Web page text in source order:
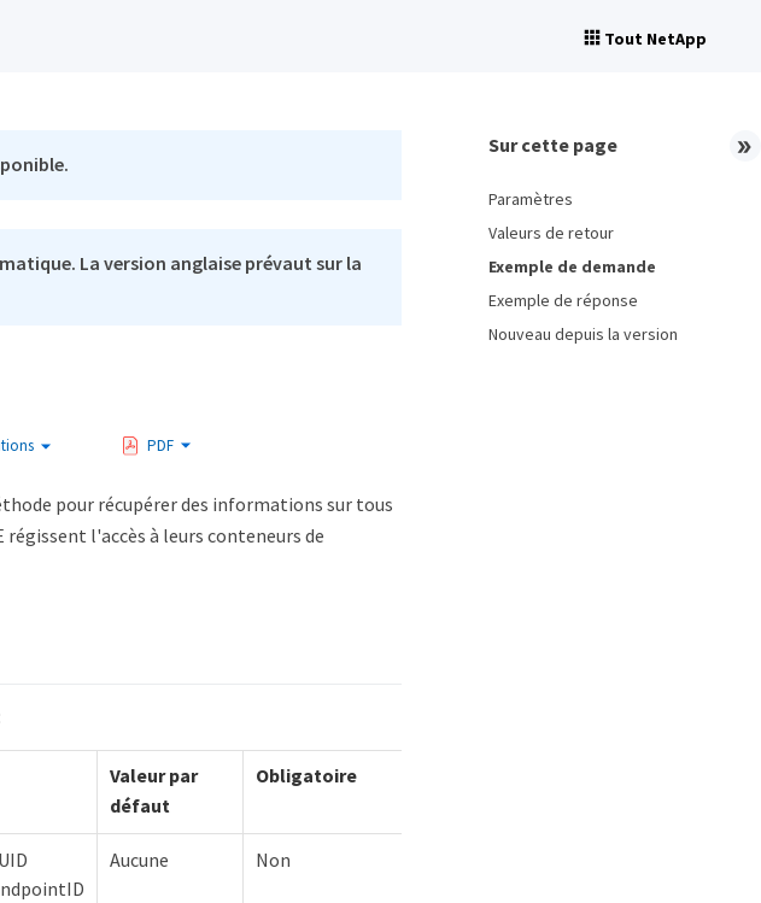
Tout NetApp
La version anglaise prévaut sur la
PDF
pour récupérer des informations sur tous
l'accès à leurs conteneurs de
Valeur par
défaut
Obligatoire
Aucune Non
Sur cette page
Paramètres
Valeurs de retour
Exemple de demande
Exemple de réponse
Nouveau depuis la version